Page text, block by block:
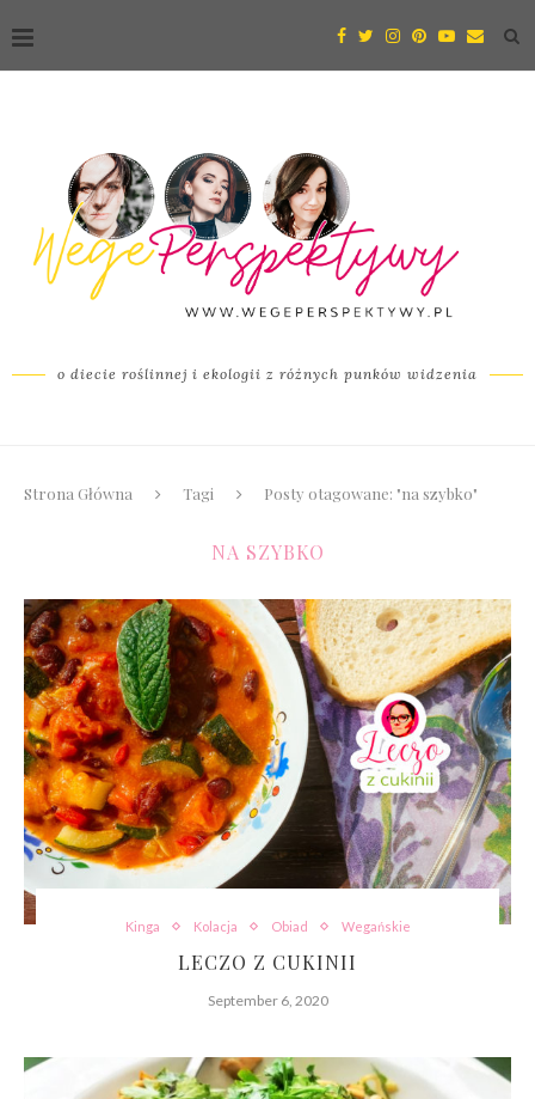
o diecie roślinnej i ekologii z różnych punków widzenia
Strona Główna Tagi Posty otagowane: "na szybko"
NA SZYBKO
Kinga Kolacja Obiad Wegańskie
LECZO Z CUKINII
September 6, 2020